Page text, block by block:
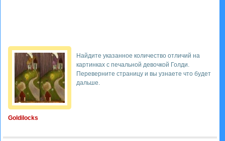
Goldilocks
Найдите указанное количество отличий на
картинках с печальной девочкой Голди.
Переверните страницу и вы узнаете что будет
дальше.